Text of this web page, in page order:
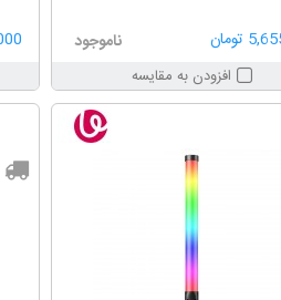
تومان ناموجود
افزودن به مقایسه